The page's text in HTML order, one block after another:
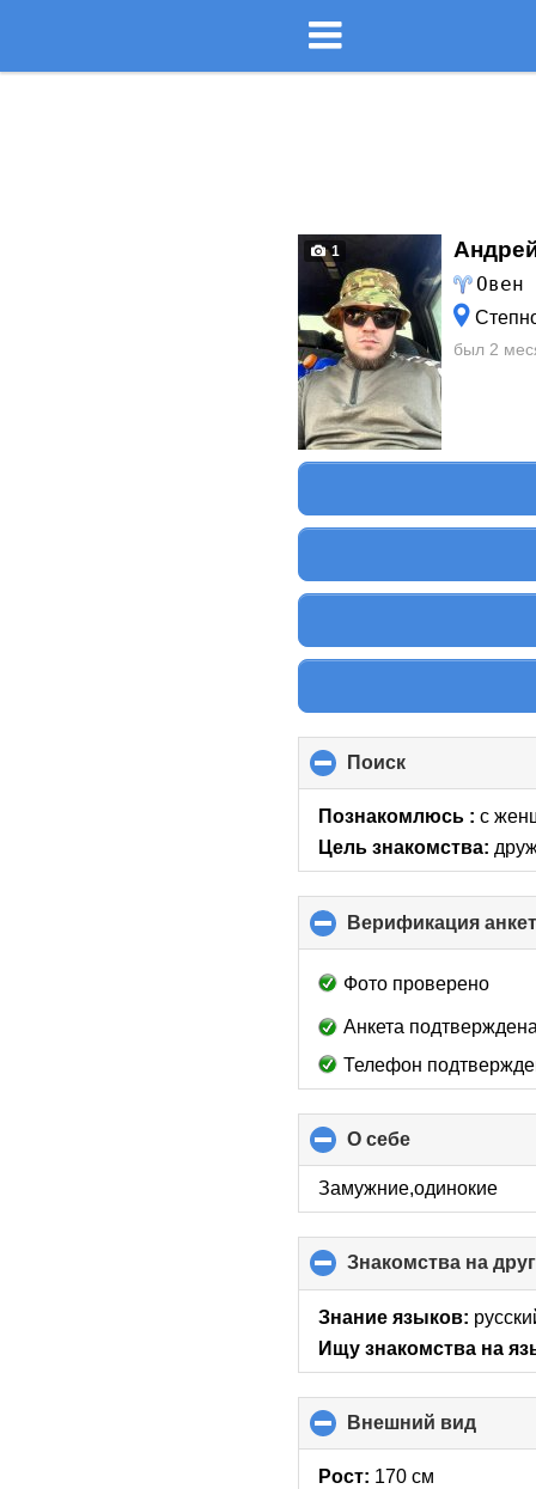
1
Овен
был 2
Поиск
to
collapse
Познакомлюсь :с
Цель знакомства:
Верификация
Фото проверено
Анкета
Телефон
О себе
to
collapse
contents
Замужние,одинокие
Знакомства на
Знание языков:
Ищу знакомства на
Внешний вид
to
Рост: 170 см